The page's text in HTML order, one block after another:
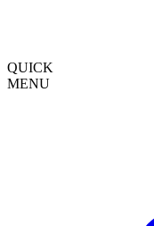
QUICK
MENU